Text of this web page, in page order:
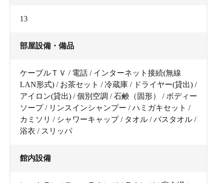
13
部屋設備・備品
ケーブルＴＶ / 電話 / インターネット接続(無線
LAN形式) / お茶セット / 冷蔵庫 / ドライヤー(貸出) /
アイロン(貸出) / 個別空調 / 石鹸（固形） / ボディー
ソープ / リンスインシャンプー / ハミガキセット /
カミソリ / シャワーキャップ / タオル / バスタオル /
浴衣 / スリッパ
館内設備